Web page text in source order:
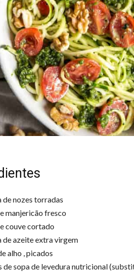
de nozes torradas
manjericão fresco
couve cortado
de azeite extra virgem
alho , picados
de sopa de levedura nutricional